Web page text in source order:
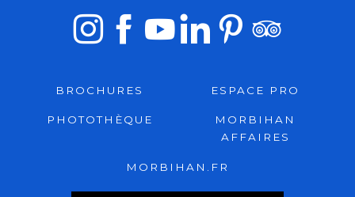
BROCHURES ESPACE PRO
PHOTOTHÈQUE
MORBIHAN
AFFAIRES
MORBIHAN.FR